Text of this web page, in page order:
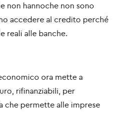
non hannoche non sono
accedere al credito perché
reali alle banche.
ora mette a
rifinanziabili, per
che permette alle imprese